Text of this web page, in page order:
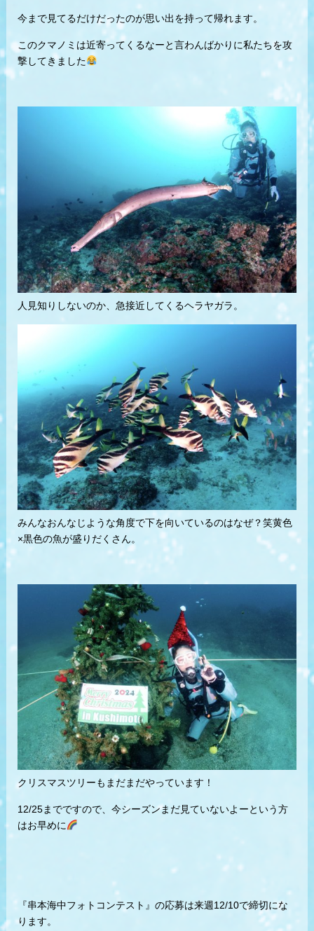
今まで見てるだけだったのが思い出を持って帰れます。
このクマノミは近寄ってくるなーと言わんばかりに私たちを攻
撃してきました
人見知りしないのか、急接近してくるヘラヤガラ。
みんなおんなじような角度で下を向いているのはなぜ？笑黄色
×黒色の魚が盛りだくさん。
クリスマスツリーもまだまだやっています！
12/25までですので、今シーズンまだ見ていないよーという方
はお早めに
『串本海中フォトコンテスト』の応募は来週12/10で締切にな
ります。